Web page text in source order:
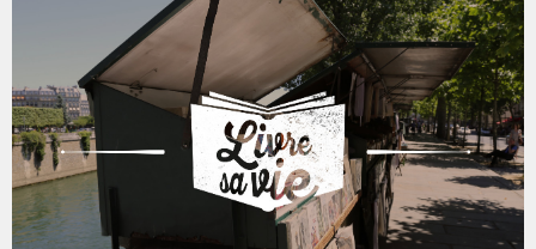
principal
LIVRE SA VIE